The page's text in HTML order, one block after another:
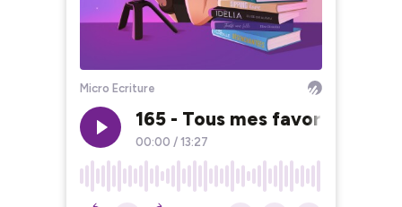
Micro Ecriture
165 - Tous mes favoris de
00:00 / 13:27